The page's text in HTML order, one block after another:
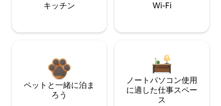
キッチン Wi-Fi
ペットと一緒に泊ま
ろう
ノートパソコン使用
に適した仕事スペー
ス